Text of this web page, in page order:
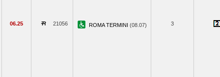
06.25 21056 ROMA TERMINI (08.07) 3